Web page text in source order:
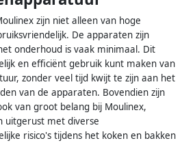
zijn niet alleen van hoge
De apparaten zijn
onderhoud is vaak minimaal. Dit
en efficiënt gebruik kunt maken van
zonder veel tijd kwijt te zijn aan het
van de apparaten. Bovendien zijn
van groot belang bij Moulinex,
uitgerust met diverse
risico's tijdens het koken en bakken